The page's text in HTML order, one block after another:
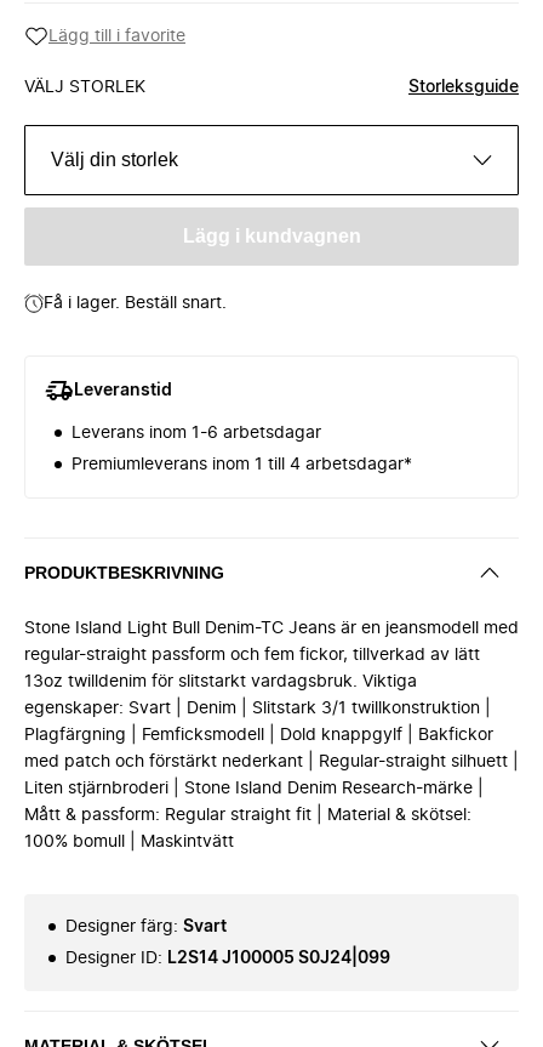
Lägg till i favorite
VÄLJ STORLEK Storleksguide
Välj din storlek
Lägg i kundvagnen
Få i lager. Beställ snart.
Leveranstid
Leverans inom 1-6 arbetsdagar
Premiumleverans inom 1 till 4 arbetsdagar*
PRODUKTBESKRIVNING
Stone Island Light Bull Denim-TC Jeans är en jeansmodell med
regular-straight passform och fem fickor, tillverkad av lätt
13oz twilldenim för slitstarkt vardagsbruk. Viktiga
egenskaper: Svart | Denim | Slitstark 3/1 twillkonstruktion |
Plagfärgning | Femficksmodell | Dold knappgylf | Bakfickor
med patch och förstärkt nederkant | Regular-straight silhuett |
Liten stjärnbroderi | Stone Island Denim Research-märke |
Mått & passform: Regular straight fit | Material & skötsel:
100% bomull | Maskintvätt
Designer färg: Svart
Designer ID: L2S14 J100005 S0J24|099